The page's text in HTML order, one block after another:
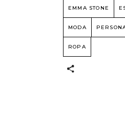
EMMA STONE
MODA
ROPA